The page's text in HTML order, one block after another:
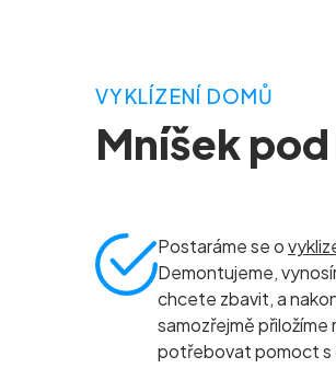
VYKLÍZENÍ DOMŮ
Mníšek
Postaráme se o
Demontujeme,
chcete zbavit, a
samozřejmě
potřebovat pomoct s